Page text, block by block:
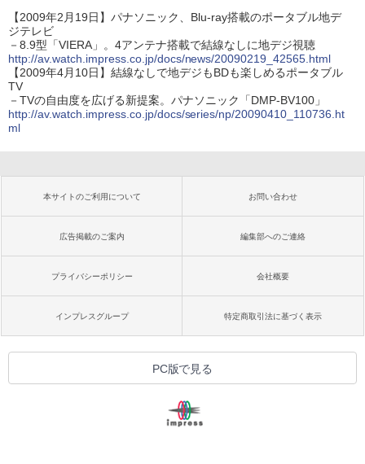
【2009年2月19日】パナソニック、Blu-ray搭載のポータブル地デ
ジテレビ
－8.9型「VIERA」。4アンテナ搭載で結線なしに地デジ視聴
http://av.watch.impress.co.jp/docs/news/20090219_42565.html
【2009年4月10日】結線なしで地デジもBDも楽しめるポータブル
TV
－TVの自由度を広げる新提案。パナソニック「DMP-BV100」
http://av.watch.impress.co.jp/docs/series/np/20090410_110736.ht
ml
本サイトのご利用について お問い合わせ
広告掲載のご案内 編集部へのご連絡
プライバシーポリシー 会社概要
インプレスグループ 特定商取引法に基づく表示
PC版で見る